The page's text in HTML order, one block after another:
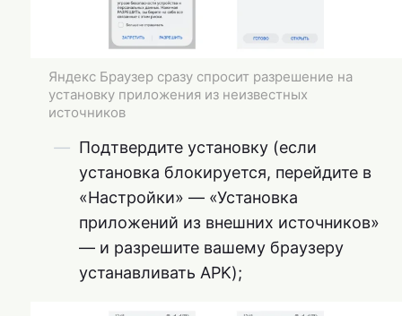
Яндекс Браузер сразу спросит разрешение на
установку приложения из неизвестных
источников
Подтвердите установку (если
установка блокируется, перейдите в
«Настройки» — «Установка
приложений из внешних источников»
— и разрешите вашему браузеру
устанавливать APK);